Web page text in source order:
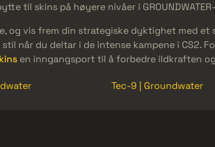
til skins på høyere nivåer i
og vis frem din strategiske dyktighet med et
når du deltar i de intense kampene i CS2.
en inngangsport til å forbedre ildkraften
Tec-9 | Groundwater